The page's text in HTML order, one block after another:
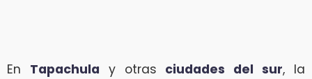
En Tapachula y otras ciudades del sur, la